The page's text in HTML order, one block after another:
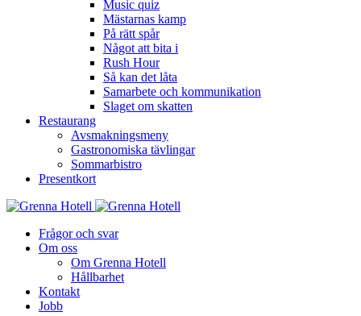
Music quiz
Mästarnas kamp
På rätt spår
Något att bita i
Rush Hour
Så kan det låta
Samarbete och kommunikation
Slaget om skatten
Restaurang
Avsmakningsmeny
Gastronomiska tävlingar
Sommarbistro
Presentkort
Frågor och svar
Om oss
Om Grenna Hotell
Hållbarhet
Kontakt
Jobb